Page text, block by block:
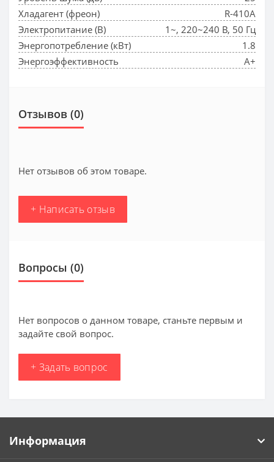
Хладагент (фреон)
R-410A
Электропитание (В)
1~, 220~240 В, 50 Гц
Энергопотребление (кВт)
1.8
Энергоэффективность
A+
Отзывов (0)
Нет отзывов об этом товаре.
+ Написать отзыв
Вопросы (0)
Нет вопросов о данном товаре, станьте первым и
задайте свой вопрос.
+ Задать вопрос
Информация